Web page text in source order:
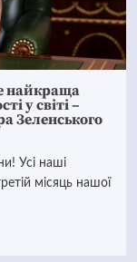
найкраща
у світі –
Зеленського
Усі наші
місяць нашої